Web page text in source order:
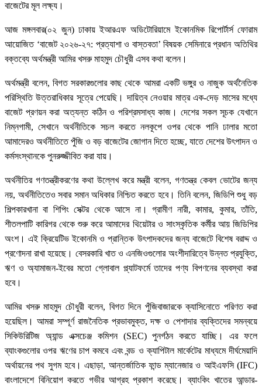
বাজেটের মূল লক্ষ্য।
আজ মঙ্গলবার(০২ জুন) ঢাকায় ইআরএফ অডিটোরিয়ামে ইকোনমিক রিপোর্টার্স ফোরাম
আয়োজিত ‘বাজেট ২০২৬-২৭: প্রত্যাশা ও বাস্তবতা’ বিষয়ক সেমিনারে প্রধান অতিথির
বক্তব্যে অর্থমন্ত্রী আমির খসরু মাহমুদ চৌধুরী এসব কথা বলেন।
অর্থমন্ত্রী বলেন, বিগত সরকারগুলোর কাছ থেকে আমরা একটি ভঙ্গুর ও নাজুক অর্থনৈতিক
পরিস্থিতি উত্তরাধিকার সূত্রে পেয়েছি। দায়িত্ব নেওয়ার মাত্র এক-দেড় মাসের মধ্যে
বাজেট প্রণয়ন করা অত্যন্ত কঠিন ও পরিশ্রমসাধ্য কাজ। দেশের সকল সূচক যেখানে
নিম্নগামী, সেখানে অর্থনীতিকে সচল করতে নলকূপে ওপর থেকে পানি ঢালার মতো
আমাদেরও অর্থনীতিতে পুঁজি ও বড় বাজেটের জোগান দিতে হচ্ছে, যাতে দেশের উৎপাদন ও
কর্মসংস্থানকে পুনরুজ্জীবিত করা যায়।
অর্থনীতির গণতন্ত্রীকরণের কথা উল্লেখ করে মন্ত্রী বলেন, গণতন্ত্র কেবল ভোটের জন্য
নয়, অর্থনীতিতেও সবার সমান অধিকার নিশ্চিত করতে হবে। তিনি বলেন, জিডিপি শুধু বড়
শিল্পকারখানা বা শিপিং সেক্টর থেকে আসে না। গ্রামীণ নারী, কামার, কুমার, তাঁতি,
শীতলপাটি কারিগর থেকে শুরু করে আমাদের থিয়েটার ও সাংস্কৃতিক কর্মীর আয় জিডিপির
অংশ। এই ক্রিয়েটিভ ইকোনমি ও প্রান্তিক উৎপাদকদের জন্য বাজেটে বিশেষ বরাদ্দ ও
প্রণোদনা রাখা হয়েছে। বেসরকারি খাত ও এনজিওগুলোর অংশীদারিত্বে উন্নত প্রযুক্তি,
ঋণ ও অ্যামাজন-ইবের মতো গ্লোবাল প্ল্যাটফর্মে তাদের পণ্য বিপণনের ব্যবস্থা করা
হবে।
আমির খসরু মাহমুদ চৌধুরী বলেন, বিগত দিনে পুঁজিবাজারকে ক্যাসিনোতে পরিণত করা
হয়েছিল। আমরা সম্পূর্ণ রাজনৈতিক প্রভাবমুক্ত, দক্ষ ও পেশাদার ব্যক্তিদের সমন্বয়ে
সিকিউরিটিজ অ্যান্ড এক্সচেঞ্জ কমিশন (SEC) পুনর্গঠন করতে যাচ্ছি। এর ফলে
ব্যাংকগুলোর ওপর ঋণের চাপ কমবে এবং বন্ড ও ক্যাপিটাল মার্কেটের মাধ্যমে দীর্ঘমেয়াদি
অর্থায়নের পথ সুগম হবে। এছাড়া, আন্তর্জাতিক ফান্ড ম্যানেজার ও আইএফসি (IFC)
বাংলাদেশে বিনিয়োগ করতে গভীর আগ্রহ প্রকাশ করেছে। ব্যাংকিং খাতের আন্ডার-